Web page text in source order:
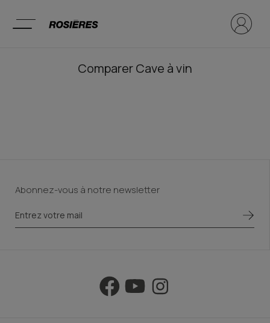
ComparerCave à vin
Abonnez-vous à notre newsletter